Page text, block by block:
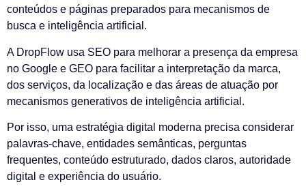
conteúdos e páginas preparados para mecanismos de
busca e inteligência artificial.
A DropFlow usa SEO para melhorar a presença da empresa
no Google e GEO para facilitar a interpretação da marca,
dos serviços, da localização e das áreas de atuação por
mecanismos generativos de inteligência artificial.
Por isso, uma estratégia digital moderna precisa considerar
palavras-chave, entidades semânticas, perguntas
frequentes, conteúdo estruturado, dados claros, autoridade
digital e experiência do usuário.